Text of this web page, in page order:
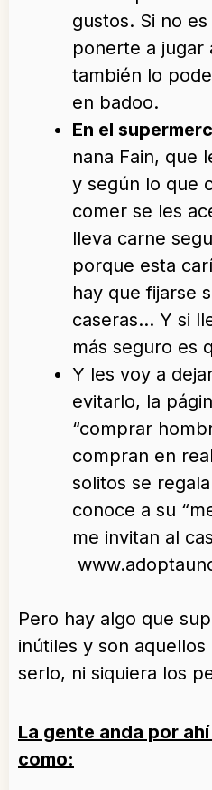
gustos. Si no
ponerte a jugar
también lo
en badoo.
En el
nana Fain, que
y según lo que
comer se les
lleva carne
porque esta
hay que fijarse
caseras… Y si
más seguro es
Y les voy a
evitarlo, la
“comprar
compran en
solitos se
conoce a su
me invitan al
Pero hay algo que
inútiles y son
serlo, ni siquiera los
La gente anda por
como: